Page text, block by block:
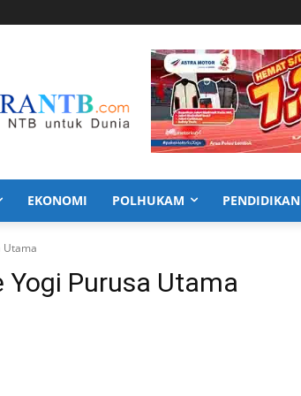
EKONOMI POLHUKAM PENDIDIKAN
Utama
Yogi Purusa Utama